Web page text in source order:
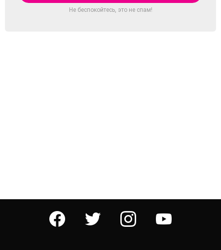
Не беспокойтесь, это не спам!
facebook twitter instagram youtube